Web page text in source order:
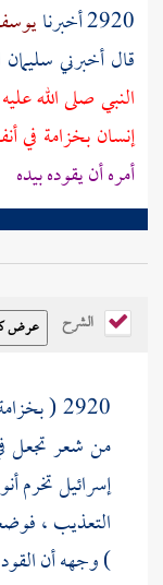
2920 أخبرنا
قال أخبرني
النبي صلى الله
إنسان بخزامة في
أمره أن يقوده بيده
الشرح
2920 (
من شعر تجعل
إسرائيلتخرم
التعذيب ،
) وجهه أن القود